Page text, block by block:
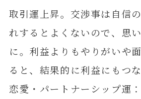
取引運上昇。交渉事は自信
れするとよくないので、思
に。利益よりもやりがいや
ると、結果的に利益にもつな
恋愛・パートナーシップ